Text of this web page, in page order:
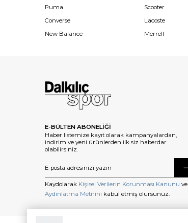
Puma
Converse
New Balance
Scooter
Lacoste
Merrell
E-BÜLTEN ABONELİĞİ
Haber listemize kayıt olarak kampanyalardan,
indirim ve yeni ürünlerden ilk siz haberdar
olabilirsiniz.
Kaydolarak Kişisel Verilerin Korunması Kanunu ve
Aydınlatma Metnini kabul etmiş olursunuz.